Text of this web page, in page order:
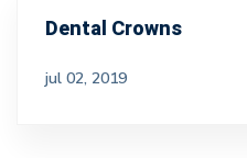
Dental Crowns
jul 02, 2019